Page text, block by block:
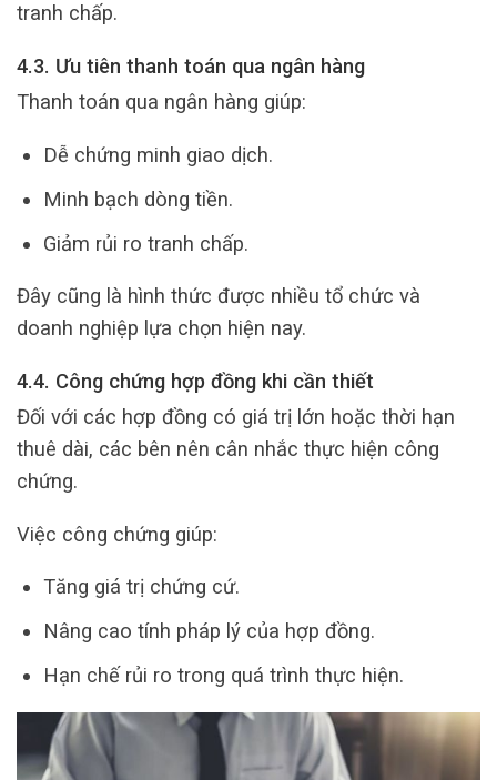
tranh chấp.
4.3. Ưu tiên thanh toán qua ngân hàng
Thanh toán qua ngân hàng giúp:
Dễ chứng minh giao dịch.
Minh bạch dòng tiền.
Giảm rủi ro tranh chấp.
Đây cũng là hình thức được nhiều tổ chức và
doanh nghiệp lựa chọn hiện nay.
4.4. Công chứng hợp đồng khi cần thiết
Đối với các hợp đồng có giá trị lớn hoặc thời hạn
thuê dài, các bên nên cân nhắc thực hiện công
chứng.
Việc công chứng giúp:
Tăng giá trị chứng cứ.
Nâng cao tính pháp lý của hợp đồng.
Hạn chế rủi ro trong quá trình thực hiện.